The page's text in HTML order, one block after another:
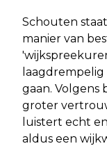
Schouten
manier van
gaan.
groter
luistert echt
aldus een